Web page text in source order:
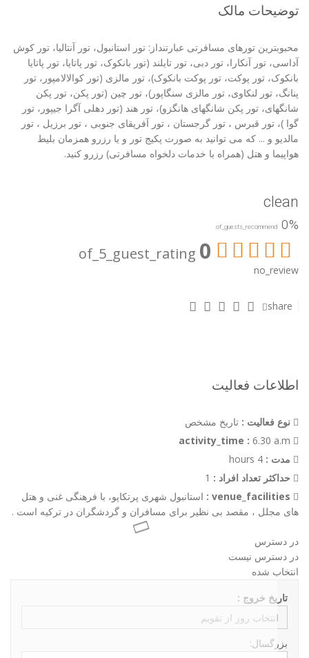
توضیحات مالک
محبوبترین تورهای مسافرتی عبارتنداز: تور استانبول، تور آنتالیا، تور کوش
آداسی، تور آنکارا، تور دبی، تور تایلند (تور بانکوک، تور پاتایا، تور پاتایا
بانکوک، تور پوکت، تور پوکت بانکوک)، تور مالزی (تور کوالالامپور، تور
پنانگ، تور لنکاوی، تور مالزی سنگاپور)، تور چین (تور پکن، تور پکن
شانگهای، تور پکن شانگهای هانگزو)، تور هند (تور دهلی آگرا جیپور، تور
گوا )، تور قبرس ، تور گرجستان ، تور آفریقای جنوبی ، تور برزیل ، تور
مالدیو و ... که می توانید به صورت پکیج تور و یا رزرو همزمان بلیط
هواپیما و هتل (همراه با خدمات دلخواه مسافرتی) رزرو کنید.
clean
0%
of_guests_recommend
0
no_review
share
اطلاعات فعالیت
نوع فعالیت : تاریخ مشخص
6.30 a.m
مدت : 4 hours
حداکثر تعداد افراد : 1
استانبول شهری پرتکاپو، با فرهنگی غنی و هتل
های مجلل ، مقصد بی نظیر برای مسافران و گردشگران در ترکیه است .
در دسترس
در دسترس نیست
انتخاب شده
تاریخ خروج :
بزرگسال: